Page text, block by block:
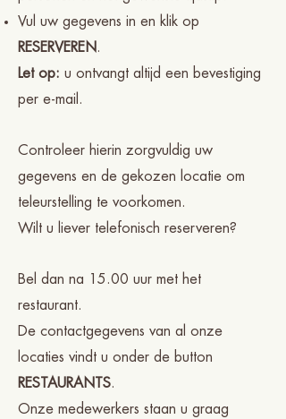
Vul uw gegevens in en klik op
RESERVEREN .
Let op: u ontvangt altijd een bevestiging
per e-mail.
Controleer hierin zorgvuldig uw
gegevens en de gekozen locatie om
teleurstelling te voorkomen.
Wilt u liever telefonisch reserveren?
Bel dan na 15.00 uur met het
restaurant.
De contactgegevens van al onze
locaties vindt u onder de button
RESTAURANTS.
Onze medewerkers staan u graag